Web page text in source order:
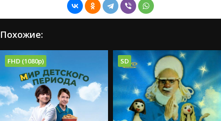
Похожие:
FHD (1080p) SD